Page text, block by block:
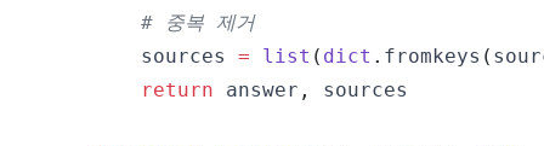
# 중복 제거
        sources
= list ( dict . fromkeys (
return answer ,